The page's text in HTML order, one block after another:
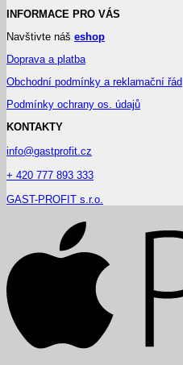
INFORMACE PRO VÁS
Navštivte náš eshop
Doprava a platba
Obchodní podmínky a reklamační řád
Podmínky ochrany os. údajů
KONTAKTY
info@gastprofit.cz
+ 420 777 893 333
GAST-PROFIT s.r.o.